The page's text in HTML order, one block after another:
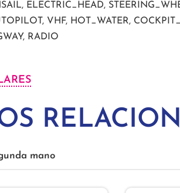
ELECTRIC_HEAD,
VHF, HOT_WATER,
RADIO
mano